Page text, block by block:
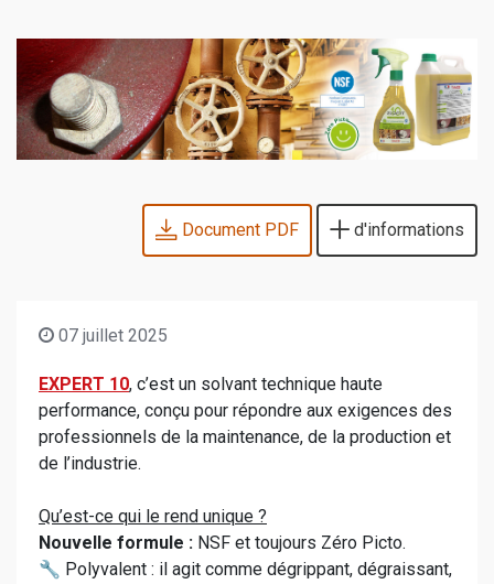
Document PDF d'informations
07 juillet 2025
EXPERT 10, c’est un solvant technique haute
performance, conçu pour répondre aux exigences des
professionnels de la maintenance, de la production et
de l’industrie.
Qu’est-ce qui le rend unique ?
Nouvelle formule : NSF et toujours Zéro Picto.
🔧 Polyvalent : il agit comme dégrippant, dégraissant,